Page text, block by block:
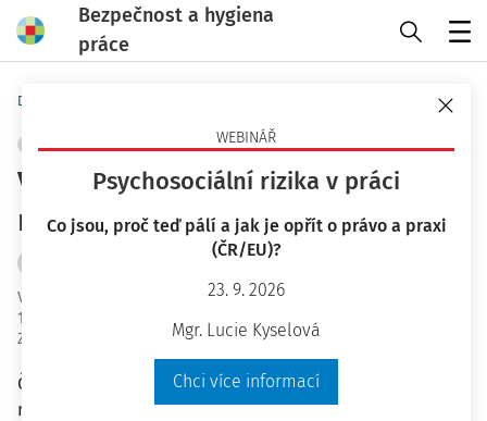
Bezpečnost a hygiena
práce
WEBINÁŘ
Psychosociální rizika v práci
Co jsou, proč teď pálí a jak je opřít o právo a praxi
(ČR/EU)?
23. 9. 2026
Mgr. Lucie Kyselová
Chci více informací
Domů
ŘÍZENÍ RIZIK + PŘIDAT VLASTNÍ
Vyhledávání rizik aneb jak se
naučit správně hledat
Vydáno
16 minut čtení
Zdroj
Bezpečnost a hygiena práce 3/2020
Článek se věnuje problematice inspekční činnosti (řízení
rizik) pracovišť na základě zahraniční dobré praxe,